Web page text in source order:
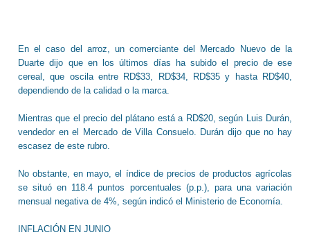
En el caso del arroz, un comerciante del Mercado Nuevo de la
Duarte dijo que en los últimos días ha subido el precio de ese
cereal, que oscila entre RD$33, RD$34, RD$35 y hasta RD$40,
dependiendo de la calidad o la marca.
Mientras que el precio del plátano está a RD$20, según Luis Durán,
vendedor en el Mercado de Villa Consuelo. Durán dijo que no hay
escasez de este rubro.
No obstante, en mayo, el índice de precios de productos agrícolas
se situó en 118.4 puntos porcentuales (p.p.), para una variación
mensual negativa de 4%, según indicó el Ministerio de Economía.
INFLACIÓN EN JUNIO